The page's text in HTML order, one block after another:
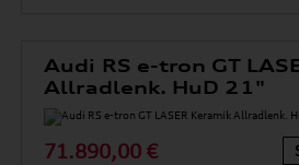
Audi RS e-tron GT
Allradlenk. HuD 21"
71.890,00 €